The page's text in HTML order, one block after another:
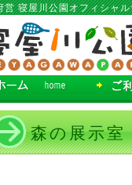
営 寝屋川公園オフィシャ
森の展示